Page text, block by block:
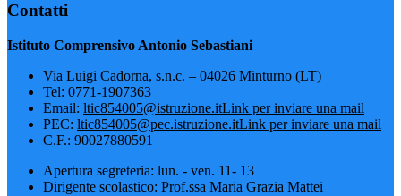
Contatti
Istituto Comprensivo Antonio Sebastiani
Via Luigi Cadorna, s.n.c. – 04026 Minturno (LT)
Tel: 0771-1907363
Email: ltic854005@istruzione.itLink per inviare una mail
PEC: ltic854005@pec.istruzione.itLink per inviare una mail
C.F.: 90027880591
Apertura segreteria: lun. - ven. 11- 13
Dirigente scolastico: Prof.ssa Maria Grazia Mattei